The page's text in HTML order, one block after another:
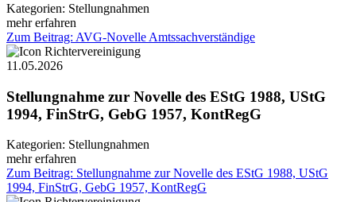
Kategorien: Stellungnahmen
mehr erfahren
Zum Beitrag: AVG-Novelle Amtssachverständige
11.05.2026
Stellungnahme zur Novelle des EStG 1988, UStG
1994, FinStrG, GebG 1957, KontRegG
Kategorien: Stellungnahmen
mehr erfahren
Zum Beitrag: Stellungnahme zur Novelle des EStG 1988, UStG
1994, FinStrG, GebG 1957, KontRegG